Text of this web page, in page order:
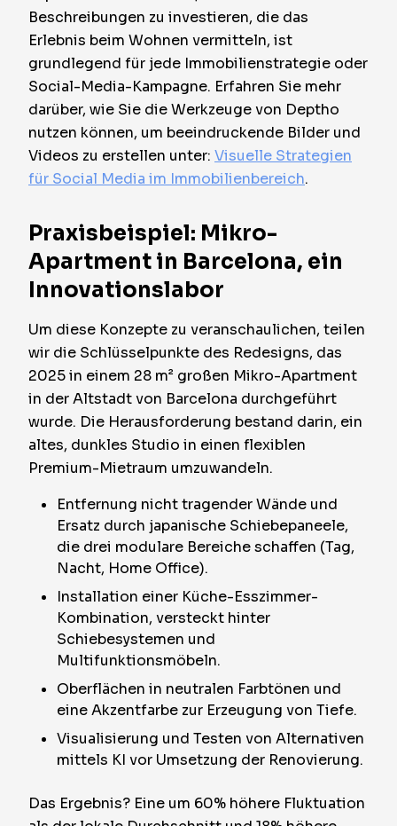
Beschreibungen zu investieren, die das
Erlebnis beim Wohnen vermitteln, ist
grundlegend für jede Immobilienstrategie oder
Social-Media-Kampagne. Erfahren Sie mehr
darüber, wie Sie die Werkzeuge von Deptho
nutzen können, um beeindruckende Bilder und
Videos zu erstellen unter: Visuelle Strategien
für Social Media im Immobilienbereich.
Praxisbeispiel: Mikro-
Apartment in Barcelona, ein
Innovationslabor
Um diese Konzepte zu veranschaulichen, teilen
wir die Schlüsselpunkte des Redesigns, das
2025 in einem 28 m² großen Mikro-Apartment
in der Altstadt von Barcelona durchgeführt
wurde. Die Herausforderung bestand darin, ein
altes, dunkles Studio in einen flexiblen
Premium-Mietraum umzuwandeln.
Entfernung nicht tragender Wände und
Ersatz durch japanische Schiebepaneele,
die drei modulare Bereiche schaffen (Tag,
Nacht, Home Office).
Installation einer Küche-Esszimmer-
Kombination, versteckt hinter
Schiebesystemen und
Multifunktionsmöbeln.
Oberflächen in neutralen Farbtönen und
eine Akzentfarbe zur Erzeugung von Tiefe.
Visualisierung und Testen von Alternativen
mittels KI vor Umsetzung der Renovierung.
Das Ergebnis? Eine um 60% höhere Fluktuation